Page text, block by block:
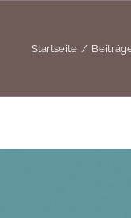
Startseite